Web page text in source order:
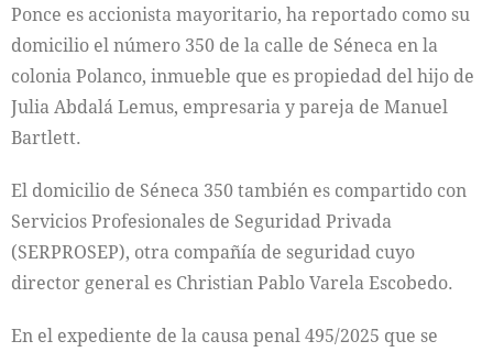
Ponce es accionista mayoritario, ha reportado como su
domicilio el número 350 de la calle de Séneca en la
colonia Polanco, inmueble que es propiedad del hijo de
Julia Abdalá Lemus, empresaria y pareja de Manuel
Bartlett.
El domicilio de Séneca 350 también es compartido con
Servicios Profesionales de Seguridad Privada
(SERPROSEP), otra compañía de seguridad cuyo
director general es Christian Pablo Varela Escobedo.
En el expediente de la causa penal 495/2025 que se